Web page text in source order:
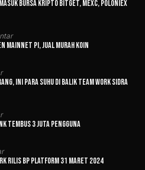
Bursa Kripto Bitget, MEXC, Poloniex
Mainnet Pi, Jual Murah Koin
Ini Para Suhu di Balik Team Work Sidra
Tembus 3 Juta Pengguna
Rilis BP Platform 31 Maret 2024